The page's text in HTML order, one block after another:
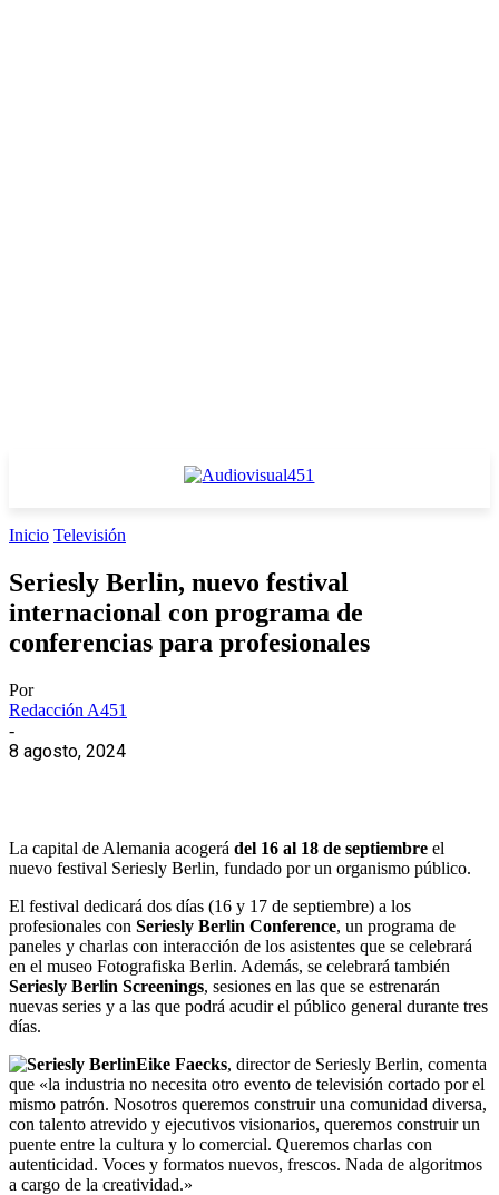
Inicio Televisión
Seriesly Berlin, nuevo festival
internacional con programa de
conferencias para profesionales
Por
Redacción A451
-
8 agosto, 2024
La capital de Alemania acogerá del 16 al 18 de septiembre el
nuevo festival Seriesly Berlin, fundado por un organismo público.
El festival dedicará dos días (16 y 17 de septiembre) a los
profesionales con Seriesly Berlin Conference, un programa de
paneles y charlas con interacción de los asistentes que se celebrará
en el museo Fotografiska Berlin. Además, se celebrará también
Seriesly Berlin Screenings, sesiones en las que se estrenarán
nuevas series y a las que podrá acudir el público general durante tres
días.
Eike Faecks, director de Seriesly Berlin, comenta
que «la industria no necesita otro evento de televisión cortado por el
mismo patrón. Nosotros queremos construir una comunidad diversa,
con talento atrevido y ejecutivos visionarios, queremos construir un
puente entre la cultura y lo comercial. Queremos charlas con
autenticidad. Voces y formatos nuevos, frescos. Nada de algoritmos
a cargo de la creatividad.»